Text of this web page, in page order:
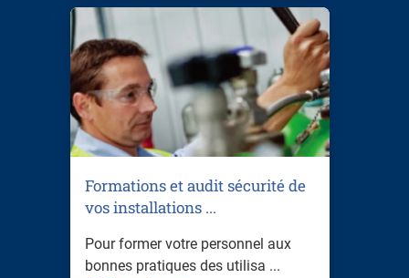
Formations et audit sécurité de
vos installations ...
Pour former votre personnel aux
bonnes pratiques des utilisa ...